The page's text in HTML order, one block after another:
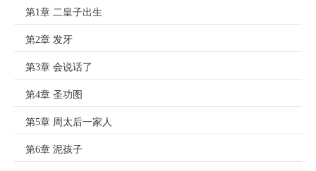
第1章 二皇子出生
第2章 发牙
第3章 会说话了
第4章 圣功图
第5章 周太后一家人
第6章 泥孩子